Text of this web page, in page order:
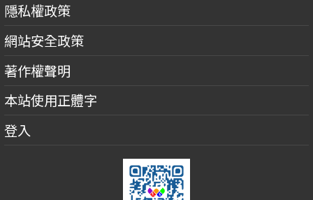
隱私權政策
網站安全政策
著作權聲明
本站使用正體字
登入